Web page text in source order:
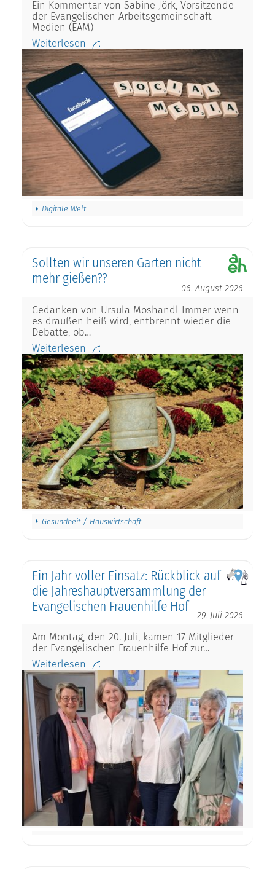
Ein Kommentar von Sabine Jörk, Vorsitzende
der Evangelischen Arbeitsgemeinschaft
Medien (EAM)
Weiterlesen
Digitale Welt
Sollten wir unseren Garten nicht
mehr gießen??
06. August 2026
Gedanken von Ursula Moshandl Immer wenn
es draußen heiß wird, entbrennt wieder die
Debatte, ob…
Weiterlesen
Gesundheit / Hauswirtschaft
Ein Jahr voller Einsatz: Rückblick auf
die Jahreshauptversammlung der
Evangelischen Frauenhilfe Hof
29. Juli 2026
Am Montag, den 20. Juli, kamen 17 Mitglieder
der Evangelischen Frauenhilfe Hof zur…
Weiterlesen